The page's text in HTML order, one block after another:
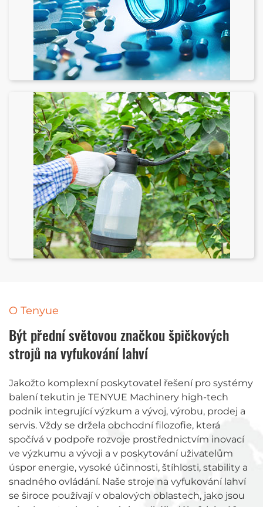
Být přední světovou značkou špičkových
strojů na vyfukování lahví
O Tenyue
Jakožto komplexní poskytovatel řešení pro systémy
balení tekutin je TENYUE Machinery high-tech
podnik integrující výzkum a vývoj, výrobu, prodej a
servis. Vždy se držela obchodní filozofie, která
spočívá v podpoře rozvoje prostřednictvím inovací
ve výzkumu a vývoji a v poskytování uživatelům
úspor energie, vysoké účinnosti, štíhlosti, stability a
snadného ovládání. Naše stroje na vyfukování lahví
se široce používají v obalových oblastech, jako jsou